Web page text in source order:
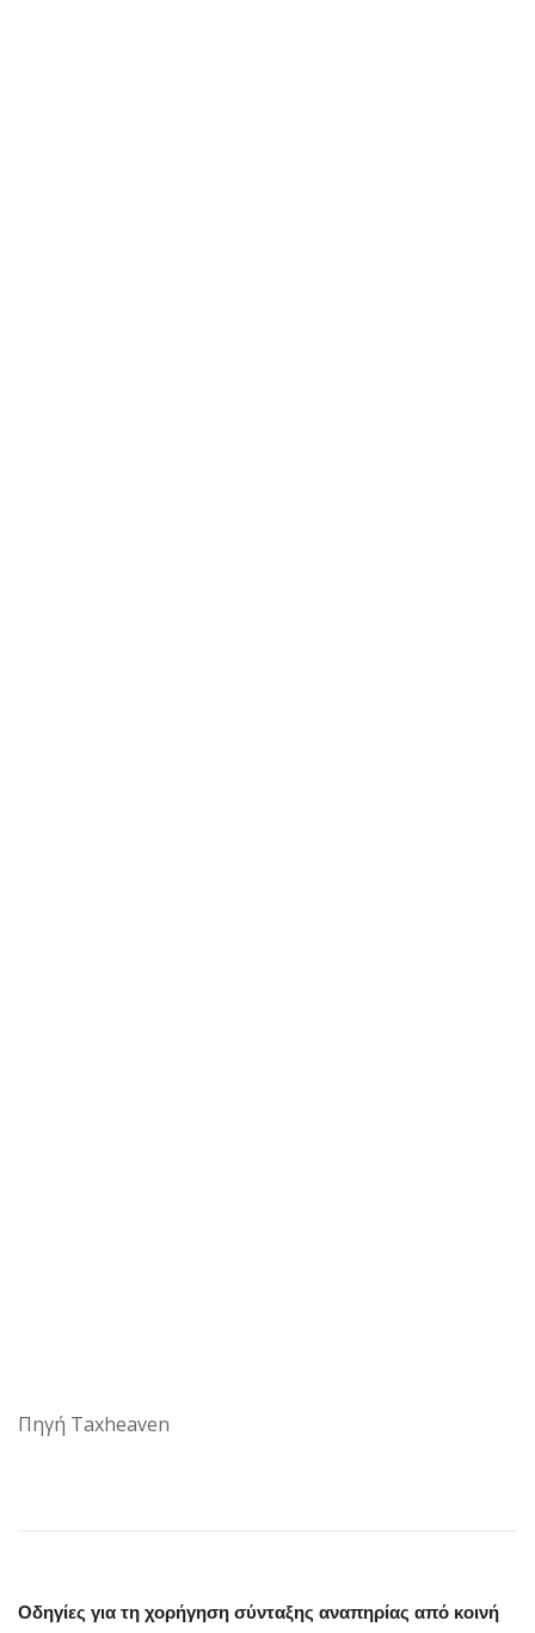
Πηγή Taxheaven
Οδηγίες για τη χορήγηση σύνταξης αναπηρίας από κοινή